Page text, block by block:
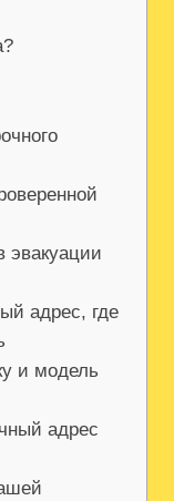
адрес, где
и модель
адрес